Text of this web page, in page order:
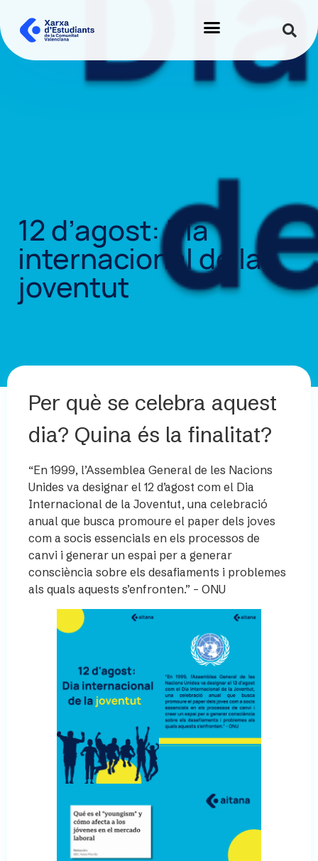
12 d’agost: Dia
internacional de la
joventut
Per què se celebra aquest
dia? Quina és la finalitat?
“En 1999, l’Assemblea General de les Nacions
Unides va designar el 12 d’agost com el Dia
Internacional de la Joventut, una celebració
anual que busca promoure el paper dels joves
com a socis essencials en els processos de
canvi i generar un espai per a generar
consciència sobre els desafiaments i problemes
als quals aquests s’enfronten.” – ONU